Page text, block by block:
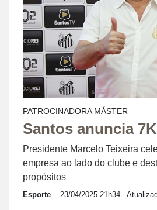
PATROCINADORA MÁSTER
Santos anuncia
Presidente Marcelo Teixeira
empresa ao lado do clube e
propósitos
Esporte 23/04/2025 21h34 -